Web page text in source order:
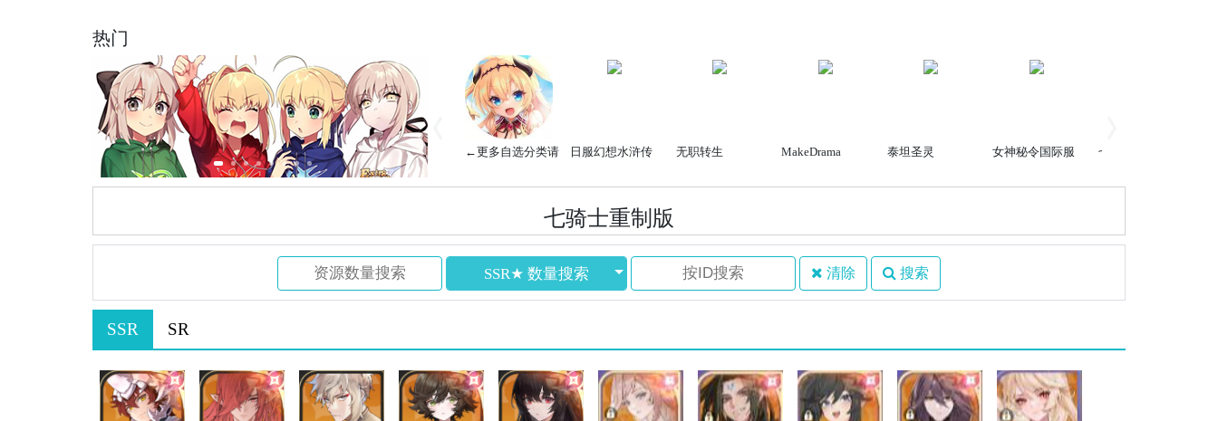
热门
←更多自选分类请
日服幻想水浒传 无职转生 MakeDrama 泰坦圣灵 女神秘令国际服 七骑士重制版
七骑士重制版
SSR★ 数量搜索 清除 搜索
SSR SR